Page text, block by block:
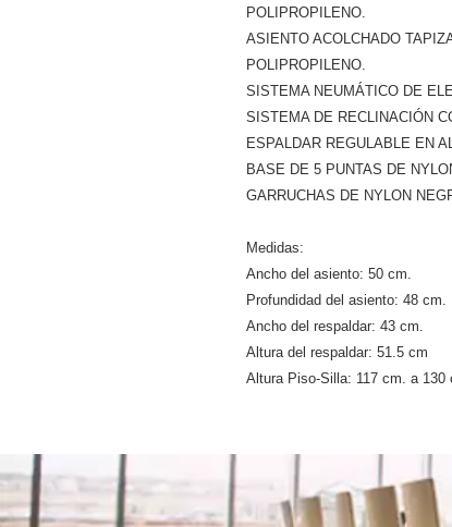
POLIPROPILENO.
ASIENTO ACOLCHADO
POLIPROPILENO.
SISTEMA NEUMÁTICO DE
SISTEMA DE RECLINACIÓN
ESPALDAR REGULABLE EN
BASE DE 5 PUNTAS DE
GARRUCHAS DE NYLON
Medidas:
Ancho del asiento: 50 cm.
Profundidad del asiento: 48 cm.
Ancho del respaldar: 43 cm.
Altura del respaldar: 51.5 cm
Altura Piso-Silla: 117 cm. a 130